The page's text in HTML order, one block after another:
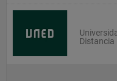
Distancia